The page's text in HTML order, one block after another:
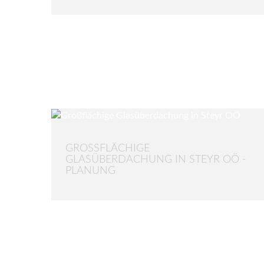
GROSSFLÄCHIGE G
LASÜBERDACHUNG IN STEYR OÖ - P
LANUNG